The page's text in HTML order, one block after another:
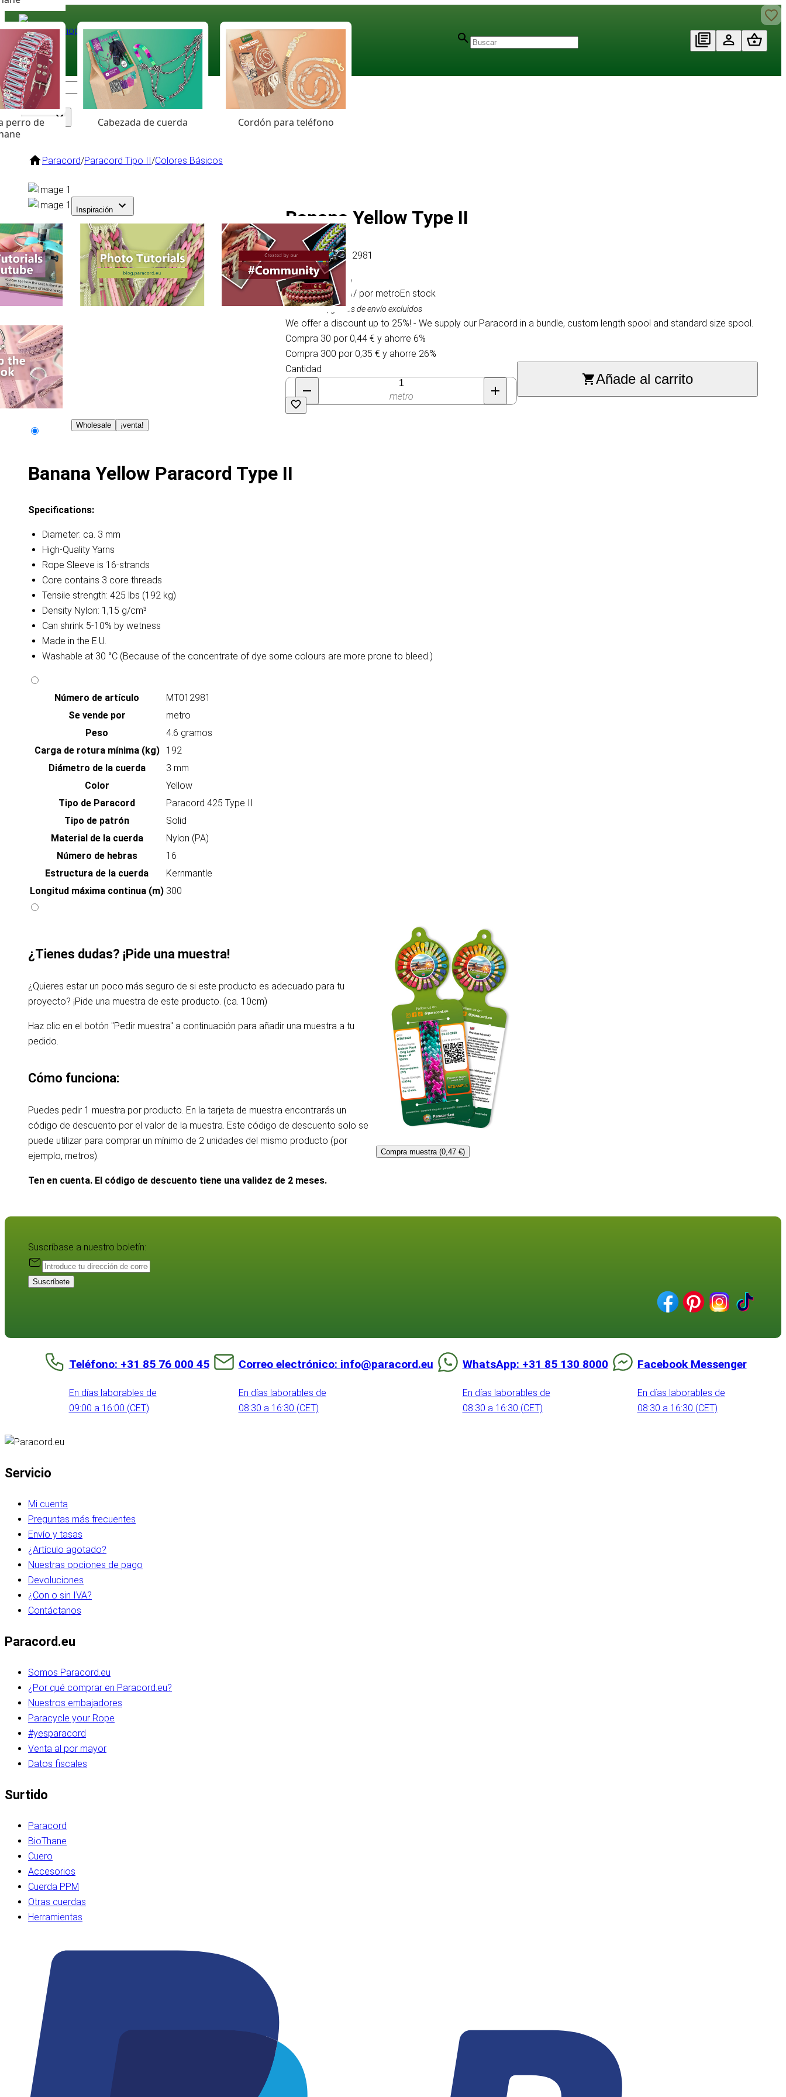
Paracord
Coloured Cord Paradise
Surtido
perro de
Cabezada de cuerda Cordón para teléfono
Inspiración
Wholesale ¡venta!
Paracord/Paracord Tipo II/Colores Básicos
Banana Yellow Type II
Artículo # MT012981
0,47 €/ por metroEn stock
IVA incluido, gastos de envío excluidos
We offer a discount up to 25%! - We supply our Paracord in a bundle, custom length spool and standard size spool.
Compra 30 por 0,44 € y ahorre 6%
Compra 300 por 0,35 € y ahorre 26%
Cantidad
metro
Añade al carrito
Banana Yellow Paracord Type II
Specifications:
Diameter: ca. 3 mm
High-Quality Yarns
Rope Sleeve is 16-strands
Core contains 3 core threads
Tensile strength: 425 lbs (192 kg)
Density Nylon: 1,15 g/cm³
Can shrink 5-10% by wetness
Made in the E.U.
Washable at 30 °C (Because of the concentrate of dye some colours are more prone to bleed.)
Número de artículo
MT012981
Se vende por
metro
Peso
4.6 gramos
Carga de rotura mínima (kg)
192
Diámetro de la cuerda
3 mm
Color
Yellow
Tipo de Paracord
Paracord 425 Type II
Tipo de patrón
Solid
Material de la cuerda
Nylon (PA)
Número de hebras
16
Estructura de la cuerda
Kernmantle
Longitud máxima continua (m) 300
¿Tienes dudas? ¡Pide una muestra!
¿Quieres estar un poco más seguro de si este producto es adecuado para tu
proyecto? ¡Pide una muestra de este producto. (ca. 10cm)
Haz clic en el botón "Pedir muestra" a continuación para añadir una muestra a tu
pedido.
Cómo funciona:
Puedes pedir 1 muestra por producto. En la tarjeta de muestra encontrarás un
código de descuento por el valor de la muestra. Este código de descuento solo se
puede utilizar para comprar un mínimo de 2 unidades del mismo producto (por
ejemplo, metros).
Ten en cuenta. El código de descuento tiene una validez de 2 meses.
Compra muestra (0,47 €)
Suscríbase a nuestro boletín:
Suscríbete
Teléfono: +31 85 76 000 45
En días laborables de
09:00 a 16:00 (CET)
Correo electrónico: info@paracord.eu
En días laborables de
08:30 a 16:30 (CET)
WhatsApp: +31 85 130 8000
En días laborables de
08:30 a 16:30 (CET)
Facebook Messenger
En días laborables de
08:30 a 16:30 (CET)
Servicio
Mi cuenta
Preguntas más frecuentes
Envío y tasas
¿Artículo agotado?
Nuestras opciones de pago
Devoluciones
¿Con o sin IVA?
Contáctanos
Paracord.eu
Somos Paracord.eu
¿Por qué comprar en Paracord.eu?
Nuestros embajadores
Paracycle your Rope
#yesparacord
Venta al por mayor
Datos fiscales
Surtido
Paracord
BioThane
Cuero
Accesorios
Cuerda PPM
Otras cuerdas
Herramientas